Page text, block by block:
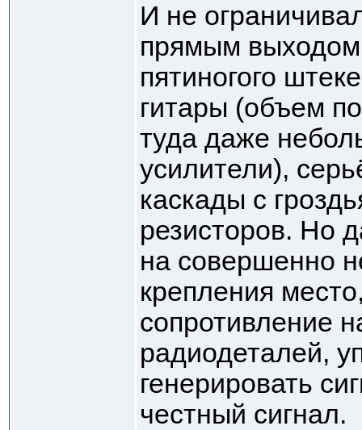
И не
прямым выходом
пятиногого
гитары (объем
туда даже
усилители),
каскады с
резисторов. Но
на совершенно
крепления
сопротивление
радиодеталей,
генерировать
честный сигнал.